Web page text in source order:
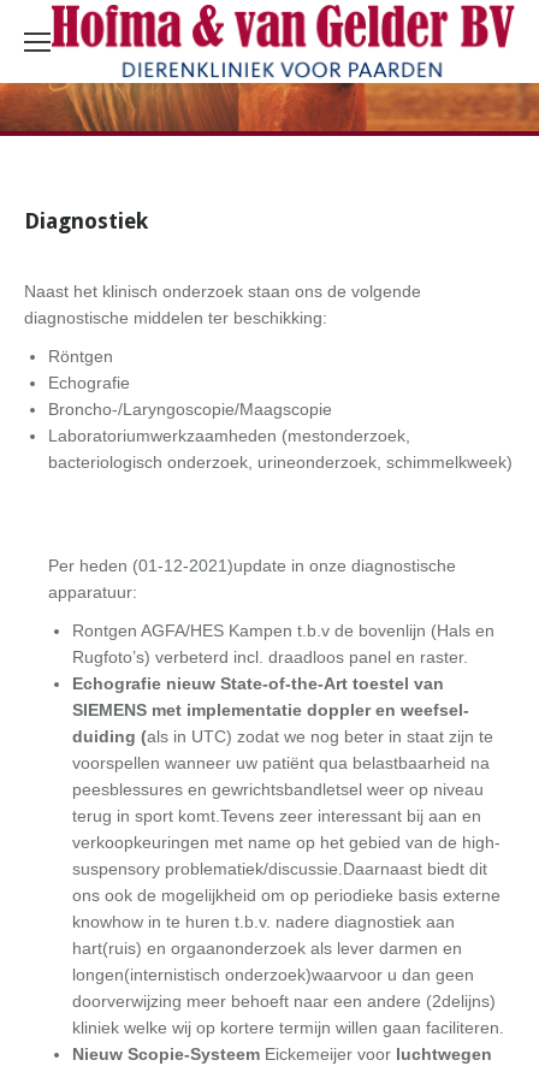
Diagnostiek
Naast het klinisch onderzoek staan ons de volgende
diagnostische middelen ter beschikking:
Röntgen
Echografie
Broncho-/Laryngoscopie/Maagscopie
Laboratoriumwerkzaamheden (mestonderzoek,
bacteriologisch onderzoek, urineonderzoek, schimmelkweek)
Per heden (01-12-2021)update in onze diagnostische
apparatuur:
Rontgen AGFA/HES Kampen t.b.v de bovenlijn (Hals en
Rugfoto’s) verbeterd incl. draadloos panel en raster.
Echografie nieuw State-of-the-Art toestel van
SIEMENS met implementatie doppler en weefsel-
duiding (als in UTC) zodat we nog beter in staat zijn te
voorspellen wanneer uw patiënt qua belastbaarheid na
peesblessures en gewrichtsbandletsel weer op niveau
terug in sport komt.Tevens zeer interessant bij aan en
verkoopkeuringen met name op het gebied van de high-
suspensory problematiek/discussie.Daarnaast biedt dit
ons ook de mogelijkheid om op periodieke basis externe
knowhow in te huren t.b.v. nadere diagnostiek aan
hart(ruis) en orgaanonderzoek als lever darmen en
longen(internistisch onderzoek)waarvoor u dan geen
doorverwijzing meer behoeft naar een andere (2delijns)
kliniek welke wij op kortere termijn willen gaan faciliteren.
Nieuw Scopie-Systeem Eickemeijer voor luchtwegen